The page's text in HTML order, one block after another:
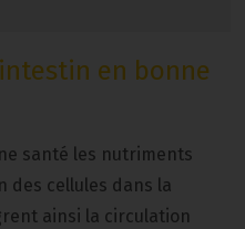
en bonne
santé les nutriments
des cellules dans la
ainsi la circulation